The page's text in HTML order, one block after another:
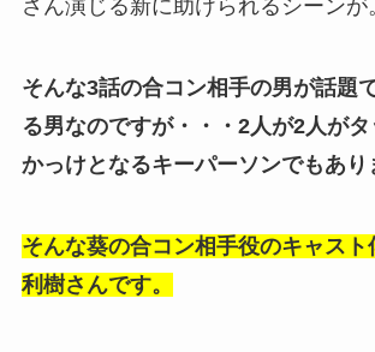
さん演じる新に助けられるシーンが
そんな3話の合コン相手の男が話題
る男なのですが・・・2人が2人が
かっけとなるキーパーソンでもあり
そんな葵の合コン相手役のキャス
利樹さんです。